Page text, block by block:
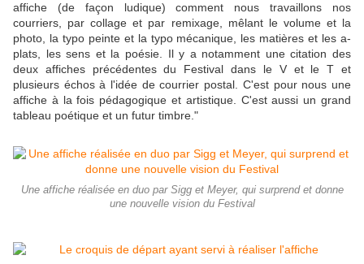
affiche (de façon ludique) comment nous travaillons nos
courriers, par collage et par remixage, mêlant le volume et la
photo, la typo peinte et la typo mécanique, les matières et les a-
plats, les sens et la poésie. Il y a notamment une citation des
deux affiches précédentes du Festival dans le V et le T et
plusieurs échos à l'idée de courrier postal. C'est pour nous une
affiche à la fois pédagogique et artistique. C'est aussi un grand
tableau poétique et un futur timbre."
Une affiche réalisée en duo par Sigg et Meyer, qui surprend et donne
une nouvelle vision du Festival